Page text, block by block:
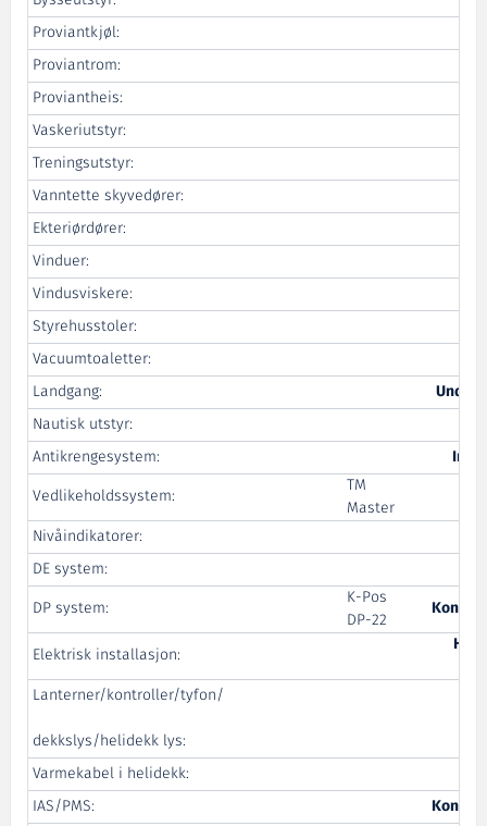
Proviantkjøl:
Proviantrom:
Proviantheis:
Vaskeriutstyr:
Treningsutstyr:
Vanntette skyvedører:
Ekteriørdører:
Vinduer:
Vindusviskere:
Styrehusstoler:
Vacuumtoaletter:
Landgang:
Nautisk utstyr:
Antikrengesystem:
Ing.
Vedlikeholdssystem:
TM
Master
Nivåindikatorer:
DE system:
DP system:
K-Pos
DP-22
Elektrisk installasjon:
Lanterner/kontroller/tyfon/
dekkslys/helidekk lys:
Varmekabel i helidekk:
IAS/PMS: